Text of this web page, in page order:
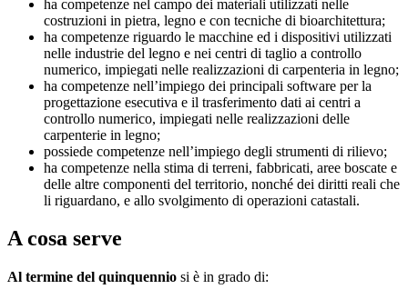
ha competenze nel campo dei materiali utilizzati nelle
costruzioni in pietra, legno e con tecniche di bioarchitettura;
ha competenze riguardo le macchine ed i dispositivi utilizzati
nelle industrie del legno e nei centri di taglio a controllo
numerico, impiegati nelle realizzazioni di carpenteria in legno;
ha competenze nell’impiego dei principali software per la
progettazione esecutiva e il trasferimento dati ai centri a
controllo numerico, impiegati nelle realizzazioni delle
carpenterie in legno;
possiede competenze nell’impiego degli strumenti di rilievo;
ha competenze nella stima di terreni, fabbricati, aree boscate e
delle altre componenti del territorio, nonché dei diritti reali che
li riguardano, e allo svolgimento di operazioni catastali.
A cosa serve
Al termine del quinquennio si è in grado di: